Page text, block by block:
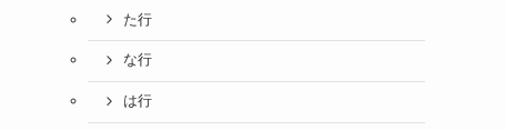
た行
な行
は行